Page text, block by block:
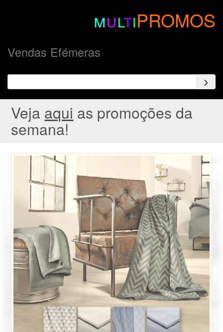
multiPROMOS
Vendas Efémeras
Veja aqui as promoções da
semana!